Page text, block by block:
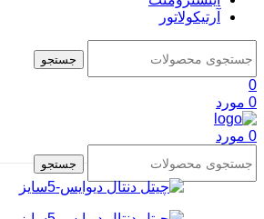
آرتیکولاتور
جستجو
0
0 مورد
0 مورد
جستجو